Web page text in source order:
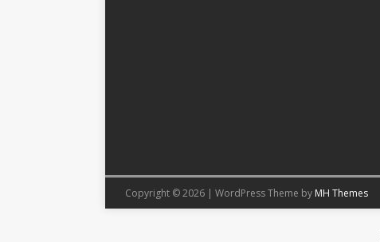
Copyright © 2026 | WordPress Theme by MH Themes